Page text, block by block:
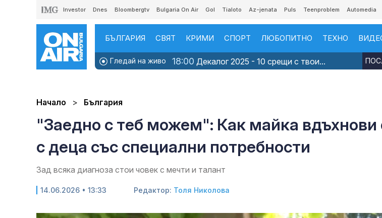
Investor Dnes Bloombergtv Bulgaria On Air Gol Tialoto Az-jenata Puls Teenproblem Automedia
БЪЛГАРИЯ СВЯТ КРИМИ СПОРТ ЛЮБОПИТНО ТЕХНО
Гледай на живо 18:00 Декалог 2025 - 10 срещи с твои...
Начало България
"Заедно с теб можем": Как майка вдъхнови
с деца със специални потребности
Зад всяка диагноза стои човек с мечти и талант
14.06.2026 • 13:33 Редактор: Толя Николова